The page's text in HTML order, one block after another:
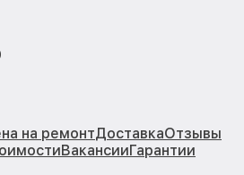
на ремонтДоставкаОтзывы
ВакансииГарантии